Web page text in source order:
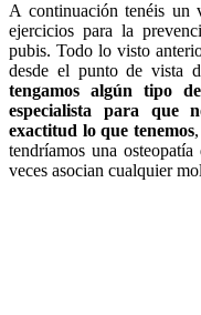
A continuación tenéis un
ejercicios para la
pubis. Todo lo visto
desde el punto de vista
tengamos algún tipo
especialista para que
exactitud lo que tenemos
tendríamos una
veces asocian cualquier